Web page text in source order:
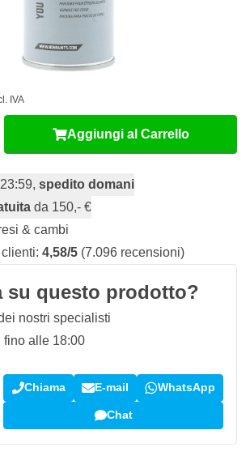
IVA
Aggiungi al Carrello
spedito domani
da 150,- €
& cambi
4,58/5 (7.096 recensioni)
su questo prodotto?
nostri specialisti
alle 18:00
Chiama E-mail WhatsApp
Chat